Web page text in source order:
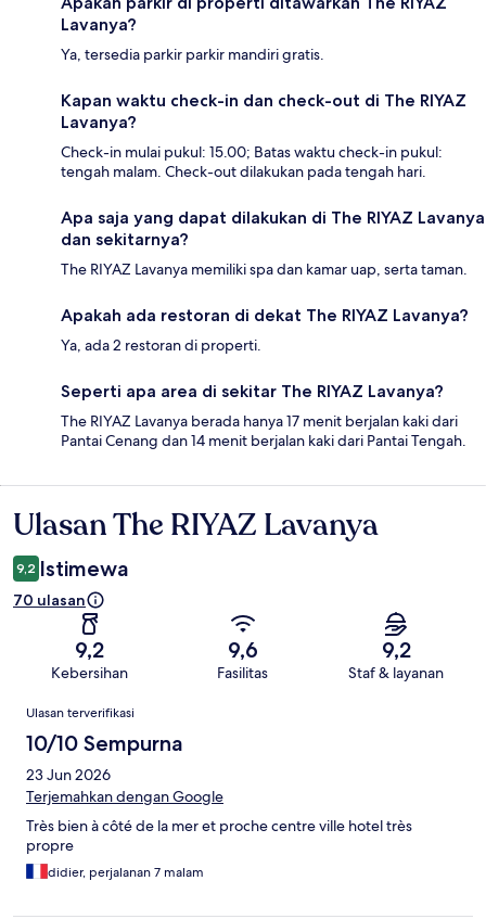
Lavanya?
Ya, tersedia parkir parkir mandiri gratis.
Kapan waktu check-in dan check-out di The RIYAZ
Lavanya?
Check-in mulai pukul: 15.00; Batas waktu check-in pukul:
tengah malam. Check-out dilakukan pada tengah hari.
Apa saja yang dapat dilakukan di The RIYAZ Lavanya
dan sekitarnya?
The RIYAZ Lavanya memiliki spa dan kamar uap, serta taman.
Apakah ada restoran di dekat The RIYAZ Lavanya?
Ya, ada 2 restoran di properti.
Seperti apa area di sekitar The RIYAZ Lavanya?
The RIYAZ Lavanya berada hanya 17 menit berjalan kaki dari
Pantai Cenang dan 14 menit berjalan kaki dari Pantai Tengah.
Ulasan
Ulasan The RIYAZ Lavanya
9,2 Istimewa
70 ulasan
9,2
Kebersihan
9,6
Fasilitas
9,2
Staf & layanan
Ulasan
Ulasan terverifikasi
10/10 Sempurna
23 Jun 2026
Terjemahkan dengan Google
Très bien à côté de la mer et proche centre ville hotel très
propre
didier, perjalanan 7 malam